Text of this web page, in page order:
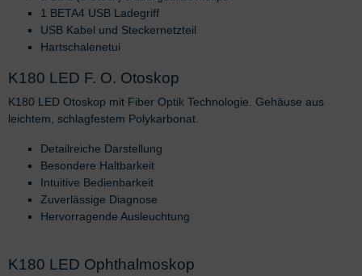
1 BETA4 USB Ladegriff
USB Kabel und Steckernetzteil
Hartschalenetui
K180 LED F. O. Otoskop
K180 LED Otoskop mit Fiber Optik Technologie. Gehäuse aus
leichtem, schlagfestem Polykarbonat.
Detailreiche Darstellung
Besondere Haltbarkeit
Intuitive Bedienbarkeit
Zuverlässige Diagnose
Hervorragende Ausleuchtung
K180 LED Ophthalmoskop